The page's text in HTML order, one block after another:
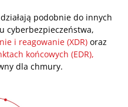
podobnie do innych
cyberbezpieczeństwa,
i reagowanie (XDR) oraz
końcowych (EDR),
dla chmury.